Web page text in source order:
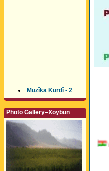
Muzîka Kurdî - 2
Photo Gallery–Xoybun